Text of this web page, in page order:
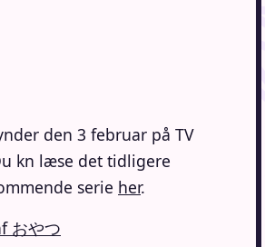
den 3 februar på TV
kn læse det tidligere
serie her.